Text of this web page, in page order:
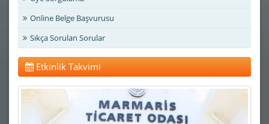
Online Belge Başvurusu
Sıkça Sorulan Sorular
Etkinlik Takvimi